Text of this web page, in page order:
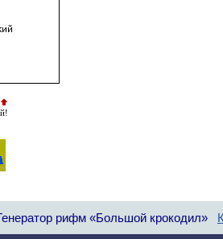
рифм «Большой крокодил»